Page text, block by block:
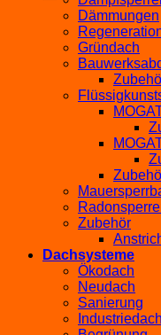
Dämmungen
Gründach
Zubehör
Dachsysteme
Ökodach
Neudach
Sanierung
Industriedach